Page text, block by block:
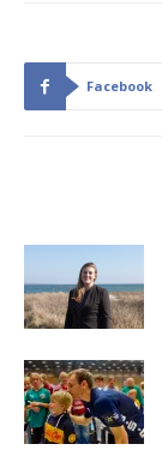
Facebook